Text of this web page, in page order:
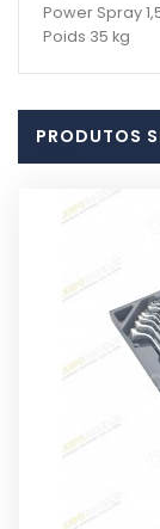
Power Spray
Poids 35 kg
PRODUTOS